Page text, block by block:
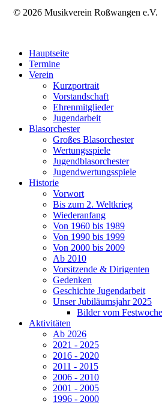
© 2026 Musikverein Roßwangen
Hauptseite
Termine
Verein
Kurzportrait
Vorstandschaft
Ehrenmitglieder
Jugendarbeit
Blasorchester
Großes Blasorchester
Wertungsspiele
Jugendblasorchester
Jugendwertungsspiele
Historie
Vorwort
Bis zum 2. Weltkrieg
Wiederanfang
Von 1960 bis 1989
Von 1990 bis 1999
Von 2000 bis 2009
Ab 2010
Vorsitzende & Dirigenten
Gedenken
Geschichte Jugendarbeit
Unser Jubiläumsjahr 2025
Bilder vom
Aktivitäten
Ab 2026
2021 - 2025
2016 - 2020
2011 - 2015
2006 - 2010
2001 - 2005
1996 - 2000